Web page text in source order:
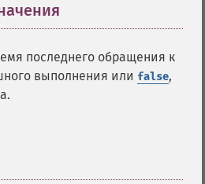
последнего обращения к
выполнения или false,